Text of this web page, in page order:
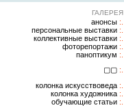
ГАЛЕРЕЯ
анонсы
персональные выставки
коллективные выставки
фоторепортажи
паноптикум
▢▢
колонка искусствоведа
колонка художника
обучающие статьи